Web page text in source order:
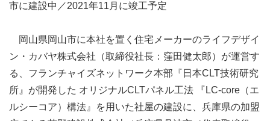
市に建設中／2021年11月に竣工予定
岡山県岡山市に本社を置く住宅メーカーのライフデザイ
ン・カバヤ株式会社（取締役社長：窪田健太郎）が運営す
る、フランチャイズネットワーク本部『日本CLT技術研究
所』が開発した オリジナルCLTパネル工法 『LC-core（エ
ルシーコア）構法』を用いた社屋の建設に、兵庫県の加盟